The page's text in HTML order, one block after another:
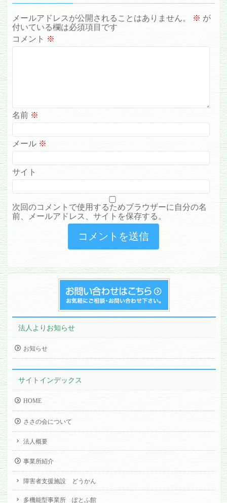
メールアドレスが公開されることはありません。 ※ が
付いている欄は必須項目です
コメント ※
名前 ※
メール ※
サイト
次回のコメントで使用するためブラウザーに自分の名
前、メールアドレス、サイトを保存する。
法人よりお知らせ
お知らせ
サイトインデックス
HOME
ささの会について
法人概要
事業所紹介
障害者支援施設 どうかん
多機能型事業所 ぽとふ館